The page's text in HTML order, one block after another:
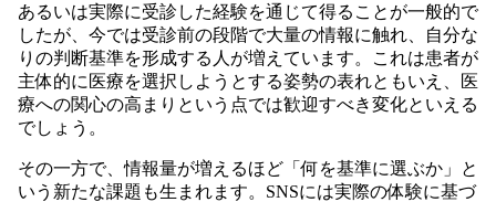
あるいは実際に受診した経験を通じて得ることが一般的で
したが、今では受診前の段階で大量の情報に触れ、自分な
りの判断基準を形成する人が増えています。これは患者が
主体的に医療を選択しようとする姿勢の表れともいえ、医
療への関心の高まりという点では歓迎すべき変化といえる
でしょう。
その一方で、情報量が増えるほど「何を基準に選ぶか」と
いう新たな課題も生まれます。SNSには実際の体験に基づ